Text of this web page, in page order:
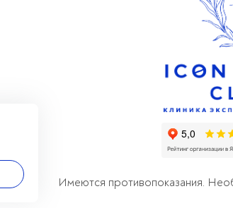
Имеются противопоказания.